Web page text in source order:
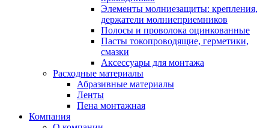
Элементы молниезащиты: крепления,
держатели молниеприемников
Полосы и проволока оцинкованные
Пасты токопроводящие, герметики,
смазки
Аксессуары для монтажа
Расходные материалы
Абразивные материалы
Ленты
Пена монтажная
Компания